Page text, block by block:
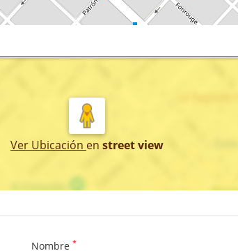
Ver Ubicación en street view
Nombre *